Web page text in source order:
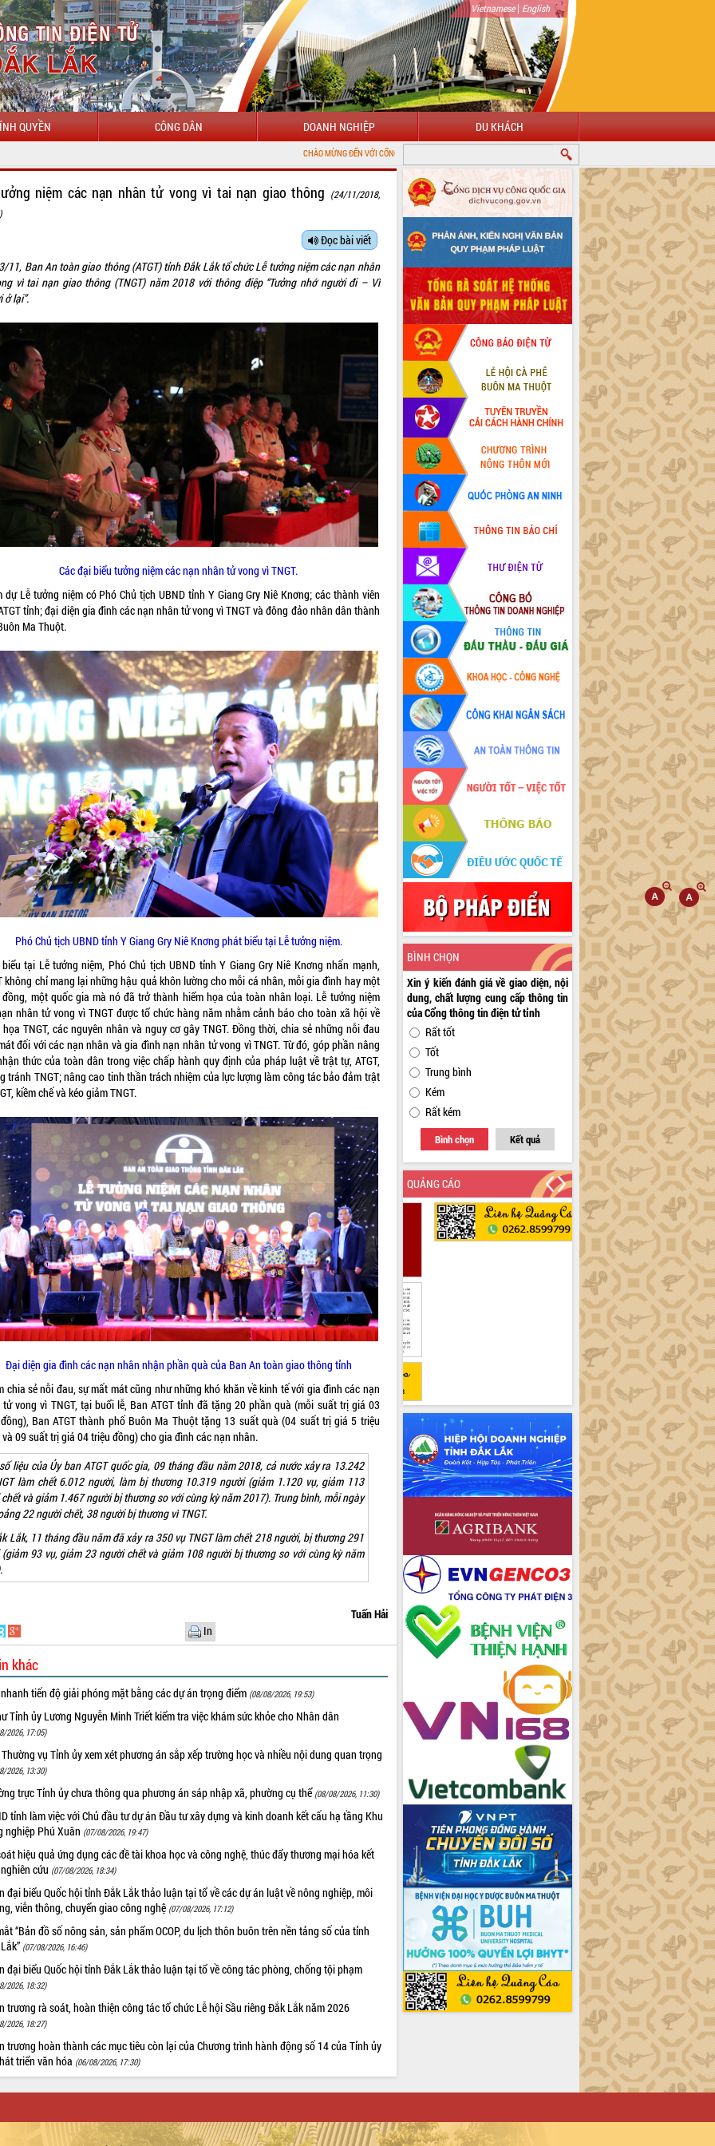
Vietnamese| English
QUYỀN CÔNG DÂN DOANH NGHIỆP DU KHÁCH
CHÀO MỪNG ĐẾN VỚI CỔNG THÔNG TIN ĐIỆN TỬ TỈNH ĐẮK LẮK
niệm các nạn nhân tử vong vì tai nạn giao thông (24/11/2018,
Đọc bài viết
11, Ban An toàn giao thông (ATGT) tỉnh Đắk Lắk tổ chức Lễ tưởng niệm các nạn nhân
vì tai nạn giao thông (TNGT) năm 2018 với thông điệp “Tưởng nhớ người đi – Vì
ở lại”.
Các đại biểu tưởng niệm các nạn nhân tử vong vì TNGT.
dự Lễ tưởng niệm có Phó Chủ tịch UBND tỉnh Y Giang Gry Niê Knơng; các thành viên
tỉnh; đại diện gia đình các nạn nhân tử vong vì TNGT và đông đảo nhân dân thành
Ma Thuột.
Phó Chủ tịch UBND tỉnh Y Giang Gry Niê Knơng phát biểu tại Lễ tưởng niệm.
tại Lễ tưởng niệm, Phó Chủ tịch UBND tỉnh Y Giang Gry Niê Knơng nhấn mạnh,
không chỉ mang lại những hậu quả khôn lường cho mỗi cá nhân, mỗi gia đình hay một
một quốc gia mà nó đã trở thành hiểm họa của toàn nhân loại. Lễ tưởng niệm
nhân tử vong vì TNGT được tổ chức hàng năm nhằm cảnh báo cho toàn xã hội về
TNGT, các nguyên nhân và nguy cơ gây TNGT. Đồng thời, chia sẻ những nỗi đau
đối với các nạn nhân và gia đình nạn nhân tử vong vì TNGT. Từ đó, góp phần nâng
thức của toàn dân trong việc chấp hành quy định của pháp luật về trật tự, ATGT,
tránh TNGT; nâng cao tinh thần trách nhiệm của lực lượng làm công tác bảo đảm trật
kiềm chế và kéo giảm TNGT.
Đại diện gia đình các nạn nhân nhận phần quà của Ban An toàn giao thông tỉnh
chia sẻ nỗi đau, sự mất mát cũng như những khó khăn về kinh tế với gia đình các nạn
tử vong vì TNGT, tại buổi lễ, Ban ATGT tỉnh đã tặng 20 phần quà (mỗi suất trị giá 03
Ban ATGT thành phố Buôn Ma Thuột tặng 13 suất quà (04 suất trị giá 5 triệu
09 suất trị giá 04 triệu đồng) cho gia đình các nạn nhân.
liệu của Ủy ban ATGT quốc gia, 09 tháng đầu năm 2018, cả nước xảy ra 13.242
làm chết 6.012 người, làm bị thương 10.319 người (giảm 1.120 vụ, giảm 113
và giảm 1.467 người bị thương so với cùng kỳ năm 2017). Trung bình, mỗi ngày
22 người chết, 38 người bị thương vì TNGT.
Lắk, 11 tháng đầu năm đã xảy ra 350 vụ TNGT làm chết 218 người, bị thương 291
93 vụ, giảm 23 người chết và giảm 108 người bị thương so với cùng kỳ năm
Tuấn Hải
In
khác
tiến độ giải phóng mặt bằng các dự án trọng điểm (08/08/2026, 19:53)
Tỉnh ủy Lương Nguyễn Minh Triết kiểm tra việc khám sức khỏe cho Nhân dân
2026, 17:05)
vụ Tỉnh ủy xem xét phương án sắp xếp trường học và nhiều nội dung quan trọng
2026, 13:30)
trực Tỉnh ủy chưa thông qua phương án sáp nhập xã, phường cụ thể (08/08/2026, 11:30)
tỉnh làm việc với Chủ đầu tư dự án Đầu tư xây dựng và kinh doanh kết cấu hạ tầng Khu
nghiệp Phú Xuân (07/08/2026, 19:47)
hiệu quả ứng dụng các đề tài khoa học và công nghệ, thúc đẩy thương mại hóa kết
cứu (07/08/2026, 18:34)
đại biểu Quốc hội tỉnh Đắk Lắk thảo luận tại tổ về các dự án luật về nông nghiệp, môi
viễn thông, chuyển giao công nghệ (07/08/2026, 17:12)
“Bản đồ số nông sản, sản phẩm OCOP, du lịch thôn buôn trên nền tảng số của tỉnh
(07/08/2026, 16:46)
đại biểu Quốc hội tỉnh Đắk Lắk thảo luận tại tổ về công tác phòng, chống tội phạm
2026, 18:32)
trương rà soát, hoàn thiện công tác tổ chức Lễ hội Sầu riêng Đắk Lắk năm 2026
2026, 18:27)
trương hoàn thành các mục tiêu còn lại của Chương trình hành động số 14 của Tỉnh ủy
triển văn hóa (06/08/2026, 17:30)
BÌNH CHỌN
Xin ý kiến đánh giá về giao diện, nội
dung, chất lượng cung cấp thông tin
của Cổng thông tin điện tử tỉnh
Rất tốt
Tốt
Trung bình
Kém
Rất kém
Bình chọn Kết quả
QUẢNG CÁO